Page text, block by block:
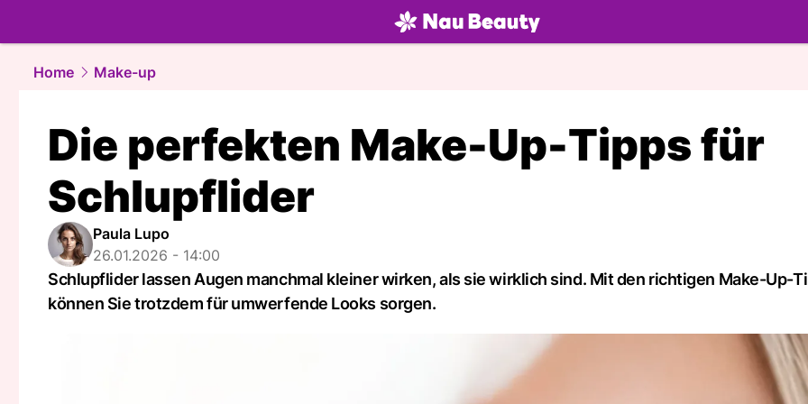
beauty.NAU.ch
Home
Make-up
Die perfekten Make-Up-Tipps für
Schlupflider
Paula Lupo
26.01.2026 - 14:00
Schlupflider lassen Augen manchmal kleiner wirken, als sie wirklich sind. Mit den richtigen Make-Up-
können Sie trotzdem für umwerfende Looks sorgen.